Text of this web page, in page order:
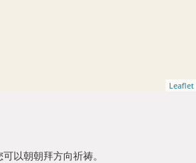
Leaflet
以朝朝拜方向祈祷。